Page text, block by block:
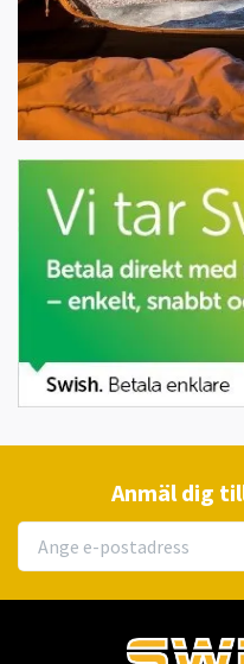
Anmäl dig